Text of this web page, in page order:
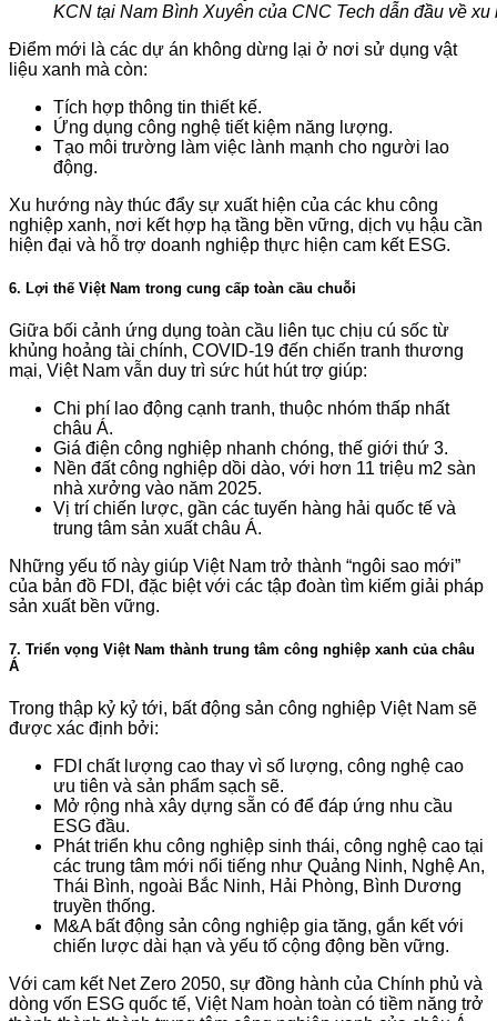
KCN tại Nam Bình Xuyên của CNC Tech dẫn đầu về
Điểm mới là các dự án không dừng lại ở nơi sử dụng vật
liệu xanh mà còn:
Tích hợp thông tin thiết kế.
Ứng dụng công nghệ tiết kiệm năng lượng.
Tạo môi trường làm việc lành mạnh cho người lao
động.
Xu hướng này thúc đẩy sự xuất hiện của các khu công
nghiệp xanh, nơi kết hợp hạ tầng bền vững, dịch vụ hậu cần
hiện đại và hỗ trợ doanh nghiệp thực hiện cam kết ESG.
6. Lợi thế Việt Nam trong cung cấp toàn cầu chuỗi
Giữa bối cảnh ứng dụng toàn cầu liên tục chịu cú sốc từ
khủng hoảng tài chính, COVID-19 đến chiến tranh thương
mại, Việt Nam vẫn duy trì sức hút hút trợ giúp:
Chi phí lao động cạnh tranh, thuộc nhóm thấp nhất
châu Á.
Giá điện công nghiệp nhanh chóng, thế giới thứ 3.
Nền đất công nghiệp dồi dào, với hơn 11 triệu m2 sàn
nhà xưởng vào năm 2025.
Vị trí chiến lược, gần các tuyến hàng hải quốc tế và
trung tâm sản xuất châu Á.
Những yếu tố này giúp Việt Nam trở thành “ngôi sao mới”
của bản đồ FDI, đặc biệt với các tập đoàn tìm kiếm giải pháp
sản xuất bền vững.
7. Triển vọng Việt Nam thành trung tâm công nghiệp xanh của châu
Á
Trong thập kỷ kỷ tới, bất động sản công nghiệp Việt Nam sẽ
được xác định bởi:
FDI chất lượng cao thay vì số lượng, công nghệ cao
ưu tiên và sản phẩm sạch sẽ.
Mở rộng nhà xây dựng sẵn có để đáp ứng nhu cầu
ESG đầu.
Phát triển khu công nghiệp sinh thái, công nghệ cao tại
các trung tâm mới nổi tiếng như Quảng Ninh, Nghệ An,
Thái Bình, ngoài Bắc Ninh, Hải Phòng, Bình Dương
truyền thống.
M&A bất động sản công nghiệp gia tăng, gắn kết với
chiến lược dài hạn và yếu tố cộng động bền vững.
Với cam kết Net Zero 2050, sự đồng hành của Chính phủ và
dòng vốn ESG quốc tế, Việt Nam hoàn toàn có tiềm năng trở